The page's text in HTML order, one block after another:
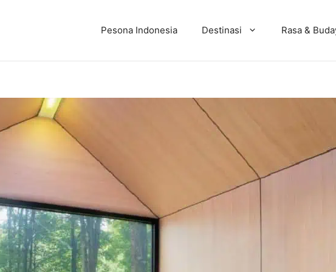
Pesona Indonesia Destinasi Rasa &